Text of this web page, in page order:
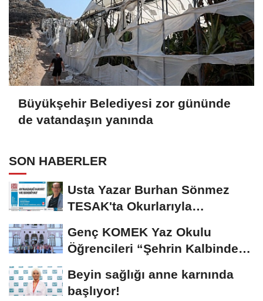
Büyükşehir Belediyesi zor gününde
de vatandaşın yanında
SON HABERLER
Usta Yazar Burhan Sönmez
TESAK'ta Okurlarıyla
Genç KOMEK Yaz Okulu
Öğrencileri “Şehrin Kalbinde
Beyin sağlığı anne karnında
başlıyor!